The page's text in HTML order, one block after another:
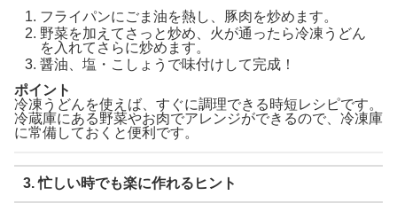
フライパンにごま油を熱し、豚肉を炒めます。
野菜を加えてさっと炒め、火が通ったら冷凍うどん
を入れてさらに炒めます。
醤油、塩・こしょうで味付けして完成！
ポイント
冷凍うどんを使えば、すぐに調理できる時短レシピです。
冷蔵庫にある野菜やお肉でアレンジができるので、冷凍庫
に常備しておくと便利です。
3. 忙しい時でも楽に作れるヒント